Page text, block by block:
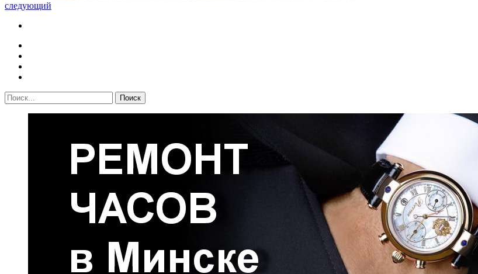
следующий